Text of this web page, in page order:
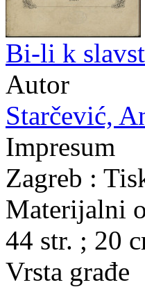
Bi-li k
Autor
Starčević,
Impresum
Zagreb :
Materijalni
44 str. ; 20
Vrsta građe